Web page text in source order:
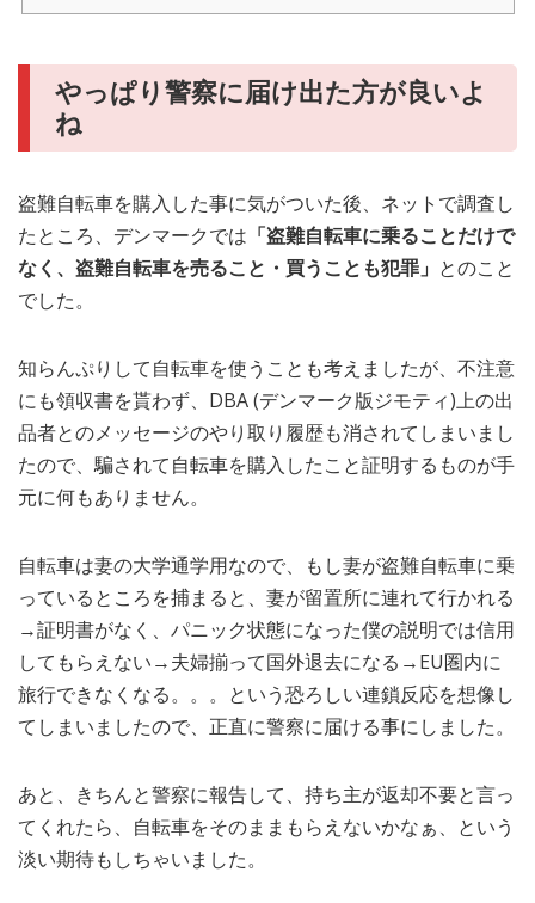
やっぱり警察に届け出た方が良いよ
ね
盗難自転車を購入した事に気がついた後、ネットで調査し
たところ、デンマークでは 「盗難自転車に乗ることだけで
なく、盗難自転車を売ること・買うことも犯罪」 とのこと
でした。
知らんぷりして自転車を使うことも考えましたが、不注意
にも領収書を貰わず、DBA (デンマーク版ジモティ)上の出
品者とのメッセージのやり取り履歴も消されてしまいまし
たので、騙されて自転車を購入したこと証明するものが手
元に何もありません。
自転車は妻の大学通学用なので、もし妻が盗難自転車に乗
っているところを捕まると、妻が留置所に連れて行かれる
→証明書がなく、パニック状態になった僕の説明では信用
してもらえない→夫婦揃って国外退去になる→EU圏内に
旅行できなくなる。。。という恐ろしい連鎖反応を想像し
てしまいましたので、正直に警察に届ける事にしました。
あと、きちんと警察に報告して、持ち主が返却不要と言っ
てくれたら、自転車をそのままもらえないかなぁ、という
淡い期待もしちゃいました。